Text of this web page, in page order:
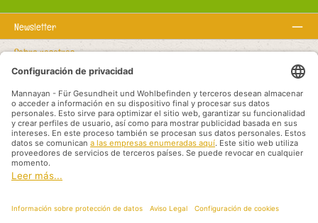
Newsletter
Sobre nosotros
Textos legales
Línea de asistencia
Recommended links
Modalidades de pago
Shipping methods
Aviso legal Protección de datos
Condiciones generales